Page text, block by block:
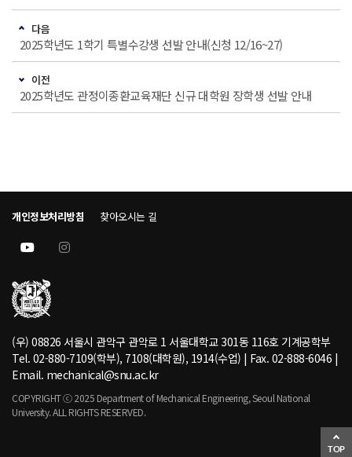
다음
2025학년도 1학기 특별수강생 선발 안내(신청 12/16~27)
이전
2025학년도 관정이종환교육재단 신규 대학원 장학생 선발 안내
TOP
개인정보처리방침 찾아오시는 길
(우) 08826 서울시 관악구 관악로 1 서울대학교 301동 116호 기계공학부
Tel. 02-880-7109(학부), 7108(대학원), 1914(수업) | Fax. 02-888-6046 |
Email. mechanical@snu.ac.kr
COPYRIGHT ⓒ 2025 Department of Mechanical Engineering, Seoul National
University. ALL RIGHTS RESERVED.